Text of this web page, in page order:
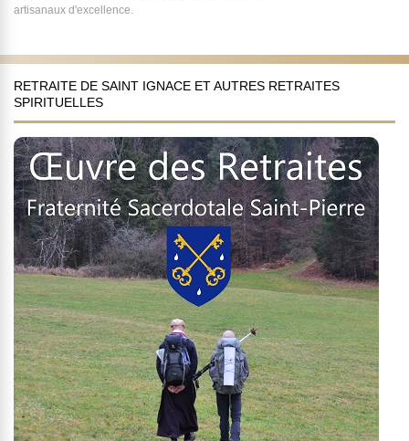
artisanaux d'excellence.
RETRAITE DE SAINT IGNACE ET AUTRES RETRAITES
SPIRITUELLES